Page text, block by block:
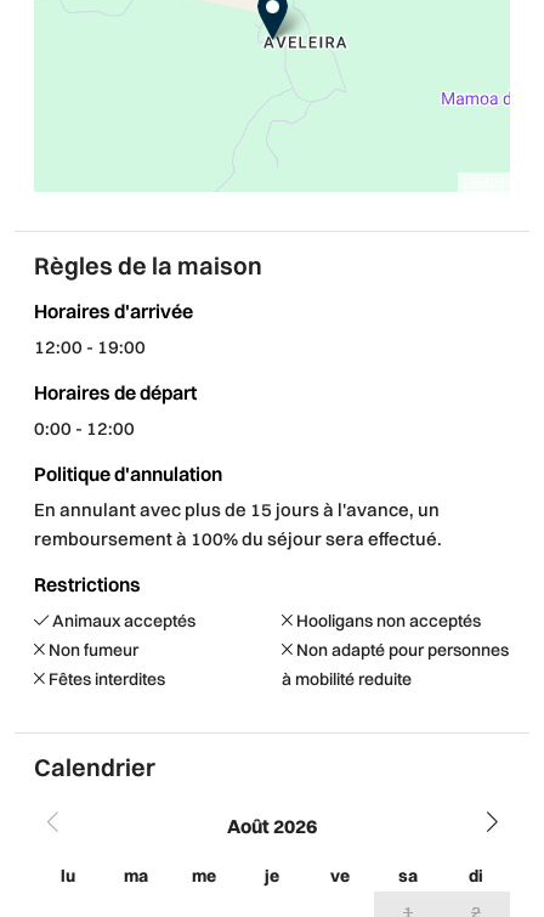
Règles de la maison
Horaires d'arrivée
12:00 - 19:00
Horaires de départ
0:00 - 12:00
Politique d'annulation
En annulant avec plus de 15 jours à l'avance, un
remboursement à 100% du séjour sera effectué.
Restrictions
Animaux acceptés
Non fumeur
Fêtes interdites
Hooligans non acceptés
Non adapté pour personnes
à mobilité reduite
Calendrier
Août 2026
lu ma me je ve sa
di
1
2